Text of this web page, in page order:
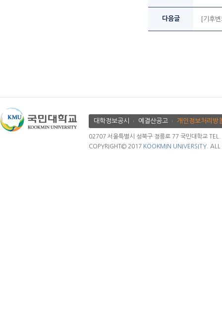
다음글 [기후
대학정보공시 예결산공고 개인정보처리방
02707 서울특별시 성북구 정릉로 77 국민대학교
COPYRIGHT© 2017 KOOKMIN UNIVERSITY. ALL